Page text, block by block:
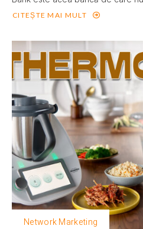
CITEȘTE MAI MULT
Network Marketing